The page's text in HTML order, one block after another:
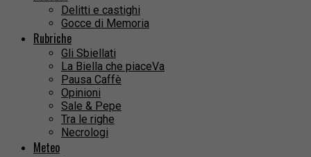
Delitti e castighi
Gocce di Memoria
Rubriche
Gli Sbiellati
La Biella che piaceVa
Pausa Caffè
Opinioni
Sale & Pepe
Tra le righe
Necrologi
Meteo